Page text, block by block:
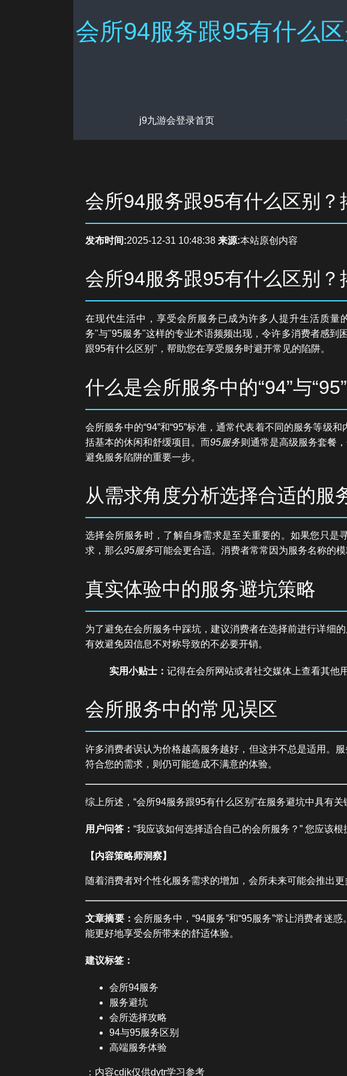
会所94服务跟95有什么
j9九游会登录首页
会所94服务跟95有什么区别
发布时间:2025-12-31 10:48:38 来源:本站原创内容
会所94服务跟95有什么区别
在现代生活中，享受会所服务已成为许多人提升生活质
务"与"95服务"这样的专业术语频频出现，令许多消费者感到
跟95有什么区别"，帮助您在享受服务时避开常见的陷阱。
什么是会所服务中的“94”与
会所服务中的“94”和“95”标准，通常代表着不同的服务等级和
括基本的休闲和舒缓项目。而95服务则通常是高级服务套餐
避免服务陷阱的重要一步。
从需求角度分析选择合适的服
选择会所服务时，了解自身需求是至关重要的。如果您只是
求，那么95服务可能会更合适。消费者常常因为服务名称的
真实体验中的服务避坑策略
为了避免在会所服务中踩坑，建议消费者在选择前进行详细
有效避免因信息不对称导致的不必要开销。
实用小贴士： 记得在会所网站或者社交媒体上查看其他
会所服务中的常见误区
许多消费者误认为价格越高服务越好，但这并不总是适用。
符合您的需求，则仍可能造成不满意的体验。
综上所述，“会所94服务跟95有什么区别”在服务避坑中具有
用户问答： “我应该如何选择适合自己的会所服务？” 您应该
【内容策略师洞察】
随着消费者对个性化服务需求的增加，会所未来可能会推出
文章摘要： 会所服务中，“94服务”和“95服务”常让消费者迷
能更好地享受会所带来的舒适体验。
建议标签：
会所94服务
服务避坑
会所选择攻略
94与95服务区别
高端服务体验
：内容cdjk仅供dytr学习参考